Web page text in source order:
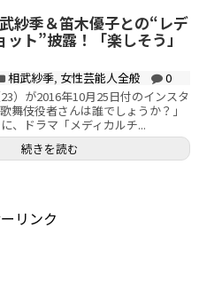
紗季＆笛木優子との“レデ
ト”披露！「楽しそう」
相武紗季, 女性芸能人全般
0
）が2016年10月25日付のインスタ
舞伎役者さんは誰でしょうか？」
、ドラマ「メディカルチ...
続きを読む
リンク